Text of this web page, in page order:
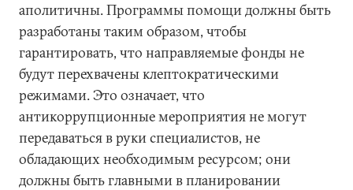
аполитичны. Программы помощи должны быть
разработаны таким образом, чтобы
гарантировать, что направляемые фонды не
будут перехвачены клептократическими
режимами. Это означает, что
антикоррупционные мероприятия не могут
передаваться в руки специалистов, не
обладающих необходимым ресурсом; они
должны быть главными в планировании